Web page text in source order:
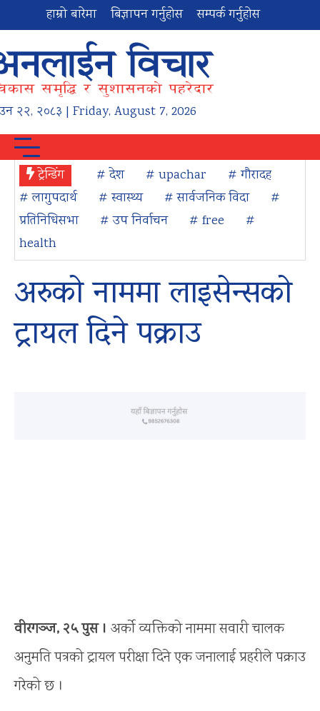
हाम्रो बारेमा बिज्ञापन गर्नुहोस सम्पर्क गर्नुहोस
२२, २०८३ | Friday, August 7, 2026
ट्रेन्डिंग # देश # upachar
# गौरादह
# लागुपदार्थ
# स्वास्थ्य # सार्वजनिक विदा
#
प्रतिनिधिसभा
# उप निर्वाचन # free
#
health
अरुको नाममा लाइसेन्सको
ट्रायल दिने पक्राउ
वीरगञ्ज, २५ पुस । अर्को व्यक्तिको नाममा सवारी चालक
अनुमति पत्रको ट्रायल परीक्षा दिने एक जनालाई प्रहरीले पक्राउ
गरेको छ ।